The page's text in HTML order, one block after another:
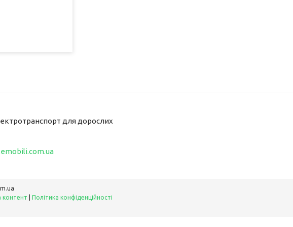
для дорослих
контент
Політика конфіденційності